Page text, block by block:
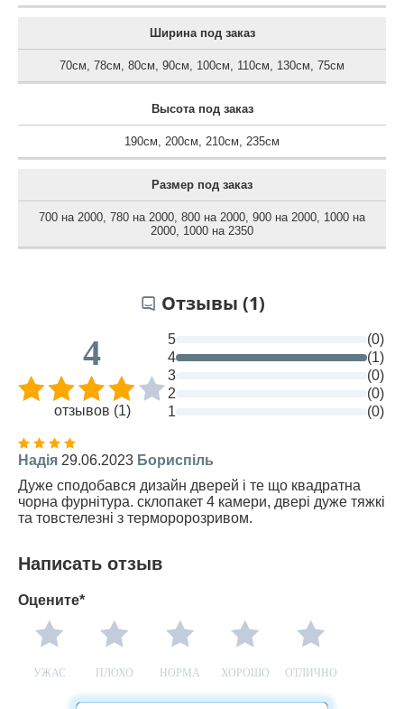
Ширина под заказ
70см 78см 80см 90см 100см 110см 130см 75см
Высота под заказ
190см 200см 210см 235см
Размер под заказ
700 на 2000 780 на 2000 800 на 2000 900 на 2000 1000 на
2000 1000 на 2350
Отзывы (1)
4
отзывов (1)
5
(0)
4
(1)
3
(0)
2
(0)
1
(0)
Надія 29.06.2023 Бориспіль
Дуже сподобався дизайн дверей і те що квадратна
чорна фурнітура. склопакет 4 камери, двері дуже тяжкі
та товстелезні з терморорозривом.
Написать отзыв
Оцените*
УЖАС ПЛОХО НОРМА ХОРОШО ОТЛИЧНО